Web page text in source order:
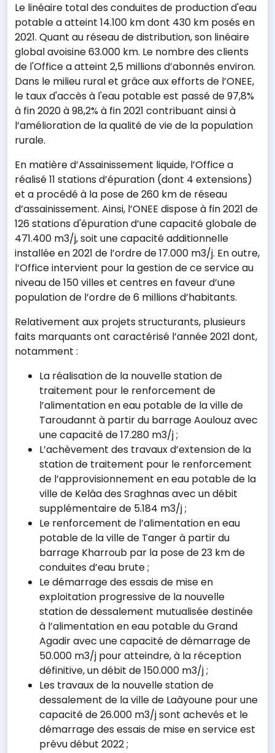
Le linéaire total des conduites de production d'eau
potable a atteint 14.100 km dont 430 km posés en
2021. Quant au réseau de distribution, son linéaire
global avoisine 63.000 km. Le nombre des clients
de l'Office a atteint 2,5 millions d’abonnés environ.
Dans le milieu rural et grâce aux efforts de l’ONEE,
le taux d'accès à l'eau potable est passé de 97,8%
à fin 2020 à 98,2% à fin 2021 contribuant ainsi à
l’amélioration de la qualité de vie de la population
rurale.
En matière d’Assainissement liquide, l’Office a
réalisé 11 stations d’épuration (dont 4 extensions)
et a procédé à la pose de 260 km de réseau
d’assainissement. Ainsi, l’ONEE dispose à fin 2021 de
126 stations d'épuration d’une capacité globale de
471.400 m3/j, soit une capacité additionnelle
installée en 2021 de l’ordre de 17.000 m3/j. En outre,
l’Office intervient pour la gestion de ce service au
niveau de 150 villes et centres en faveur d’une
population de l’ordre de 6 millions d’habitants.
Relativement aux projets structurants, plusieurs
faits marquants ont caractérisé l’année 2021 dont,
notamment :
La réalisation de la nouvelle station de
traitement pour le renforcement de
l’alimentation en eau potable de la ville de
Taroudannt à partir du barrage Aoulouz avec
une capacité de 17.280 m3/j ;
L’achèvement des travaux d’extension de la
station de traitement pour le renforcement
de l’approvisionnement en eau potable de la
ville de Kelâa des Sraghnas avec un débit
supplémentaire de 5.184 m3/j ;
Le renforcement de l’alimentation en eau
potable de la ville de Tanger à partir du
barrage Kharroub par la pose de 23 km de
conduites d’eau brute ;
Le démarrage des essais de mise en
exploitation progressive de la nouvelle
station de dessalement mutualisée destinée
à l’alimentation en eau potable du Grand
Agadir avec une capacité de démarrage de
50.000 m3/j pour atteindre, à la réception
définitive, un débit de 150.000 m3/j ;
Les travaux de la nouvelle station de
dessalement de la ville de Laâyoune pour une
capacité de 26.000 m3/j sont achevés et le
démarrage des essais de mise en service est
prévu début 2022 ;